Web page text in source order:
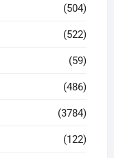
(504)
(522)
(59)
(486)
(3784)
(122)